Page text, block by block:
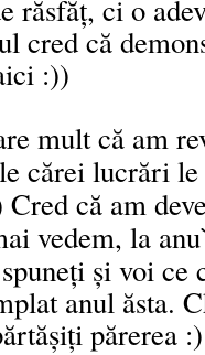
răsfăț, ci o
cred că
:))
mult că am
cărei lucrări
că am
vedem, la
și voi ce
anul ăsta.
părerea :)